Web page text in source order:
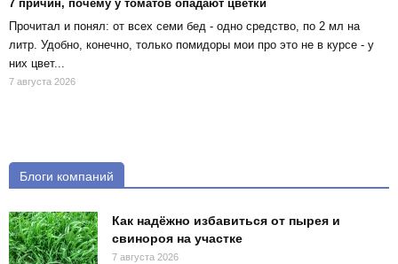
7 причин, почему у томатов опадают цветки
Прочитал и понял: от всех семи бед - одно средство, по 2 мл на
литр. Удобно, конечно, только помидоры мои про это не в курсе - у
них цвет...
7 августа 2026
Блоги компаний
Как надёжно избавиться от пырея и
свинороя на участке
7 августа 2026